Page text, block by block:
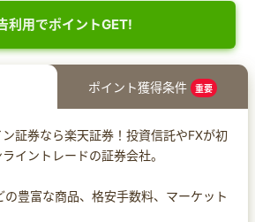
利用でポイントGET!
ポイント獲得条件 重要
証券なら楽天証券！投資信託やFXが初
イントレードの証券会社。
豊富な商品、格安手数料、マーケット